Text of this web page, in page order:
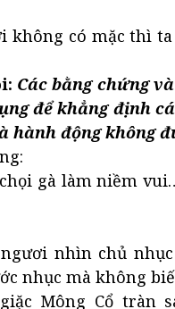
không có mặc thì
Các bằng chứng
để khẳng định
hành động không
gà làm niềm
ngươi nhìn chủ
nhục mà không
Mông Cổ tràn